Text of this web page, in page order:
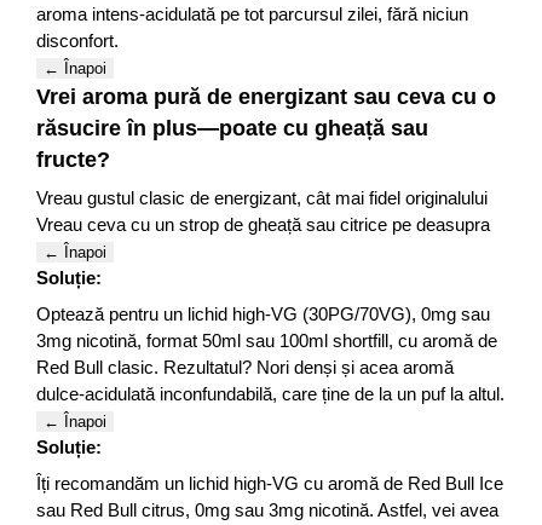
aroma intens-acidulată pe tot parcursul zilei, fără niciun
disconfort.
← Înapoi
Vrei aroma pură de energizant sau ceva cu o
răsucire în plus—poate cu gheață sau
fructe?
Vreau gustul clasic de energizant, cât mai fidel originalului
Vreau ceva cu un strop de gheață sau citrice pe deasupra
← Înapoi
Soluție:
Optează pentru un lichid high-VG (30PG/70VG), 0mg sau
3mg nicotină, format 50ml sau 100ml shortfill, cu aromă de
Red Bull clasic. Rezultatul? Nori denși și acea aromă
dulce-acidulată inconfundabilă, care ține de la un puf la altul.
← Înapoi
Soluție:
Îți recomandăm un lichid high-VG cu aromă de Red Bull Ice
sau Red Bull citrus, 0mg sau 3mg nicotină. Astfel, vei avea